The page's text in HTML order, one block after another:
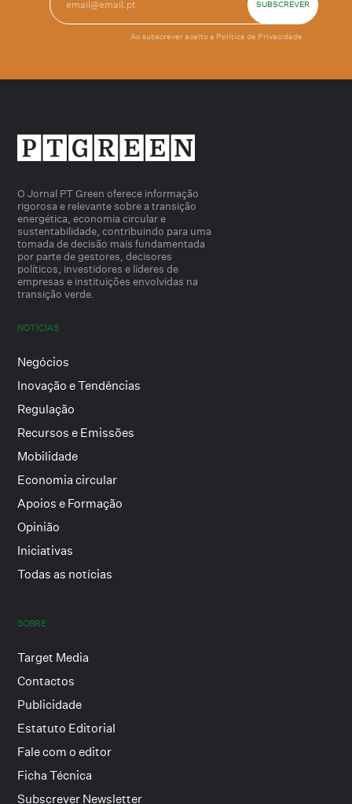
Ao subscrever aceito a Política de Privacidade
O Jornal PT Green oferece informação
rigorosa e relevante sobre a transição
energética, economia circular e
sustentabilidade, contribuindo para uma
tomada de decisão mais fundamentada
por parte de gestores, decisores
políticos, investidores e líderes de
empresas e instituições envolvidas na
transição verde.
NOTÍCIAS
Negócios
Inovação e Tendências
Regulação
Recursos e Emissões
Mobilidade
Economia circular
Apoios e Formação
Opinião
Iniciativas
Todas as notícias
SOBRE
Target Media
Contactos
Publicidade
Estatuto Editorial
Fale com o editor
Ficha Técnica
Subscrever Newsletter